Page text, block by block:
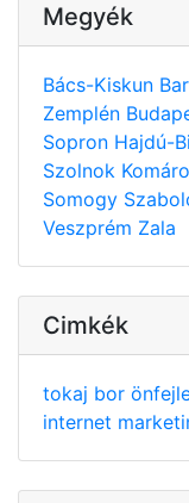
Megyék
Bács-Kiskun
Zemplén
Sopron Hajdú-
Szolnok
Somogy
Veszprém Zala
Cimkék
tokaj bor
internet